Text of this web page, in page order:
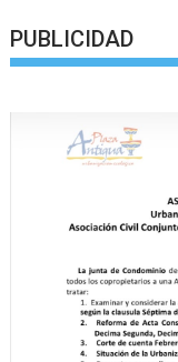
PUBLICIDAD